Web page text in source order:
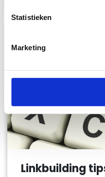
Statistieken
Marketing
Linkbuilding